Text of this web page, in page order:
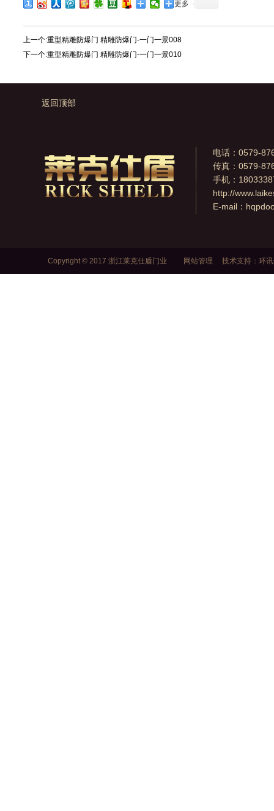
更多
上一个:重型精雕防爆门 精雕防爆门-一门一景008
下一个:重型精雕防爆门 精雕防爆门-一门一景010
返回顶部
电话：0579-
传真：0579-
手机：
http://
E-mail：
Copyright © 2017 浙江莱克仕盾门业 网站管理 技术支持： 环